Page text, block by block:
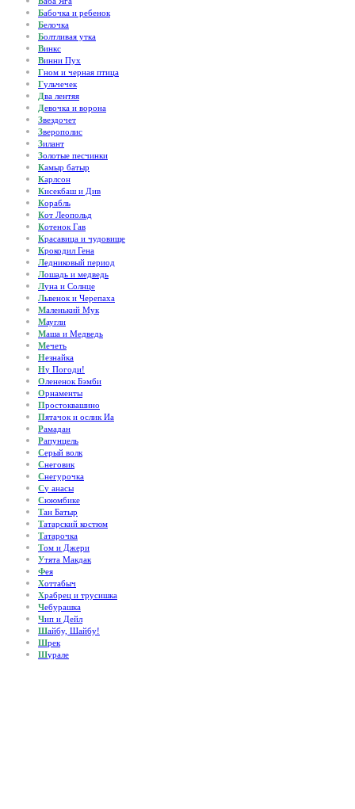
Бабочка и ребенок
Белочка
Болтливая утка
Винкс
Винни Пух
Гном и черная птица
Гульчечек
Два лентяя
Девочка и ворона
Звездочет
Зверополис
Зилант
Золотые песчинки
Камыр батыр
Карлсон
Кисекбаш и Див
Корабль
Кот Леопольд
Котенок Гав
Красавица и чудовище
Крокодил Гена
Ледниковый период
Лошадь и медведь
Луна и Солнце
Львенок и Черепаха
Маленький Мук
Маугли
Маша и Медведь
Мечеть
Незнайка
Ну Погоди!
Олененок Бэмби
Орнаменты
Простоквашино
Пятачок и ослик Иа
Рамадан
Рапунцель
Серый волк
Снеговик
Снегурочка
Су анасы
Сююмбике
Тан Батыр
Татарский костюм
Татарочка
Том и Джери
Утята Макдак
Фея
Хоттабыч
Храбрец и трусишка
Чебурашка
Чип и Дейл
Шайбу, Шайбу!
Шрек
Шурале